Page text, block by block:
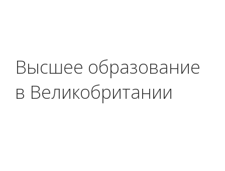
Высшее образование
в Великобритании